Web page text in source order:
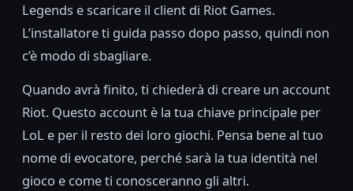
Legends e scaricare il client di Riot Games.
L’installatore ti guida passo dopo passo, quindi non
c’è modo di sbagliare.
Quando avrà finito, ti chiederà di creare un account
Riot. Questo account è la tua chiave principale per
LoL e per il resto dei loro giochi. Pensa bene al tuo
nome di evocatore, perché sarà la tua identità nel
gioco e come ti conosceranno gli altri.